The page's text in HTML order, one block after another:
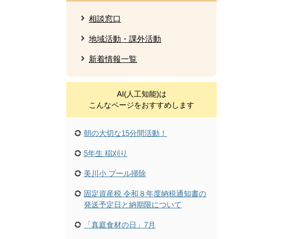
相談窓口
地域活動・課外活動
新着情報一覧
AI(人工知能)は
こんなページをおすすめします
朝の大切な15分間活動！
5年生 稲刈り
美川小 プール掃除
固定資産税 令和８年度納税通知書の
発送予定日と納期限について
「真庭食材の日」7月